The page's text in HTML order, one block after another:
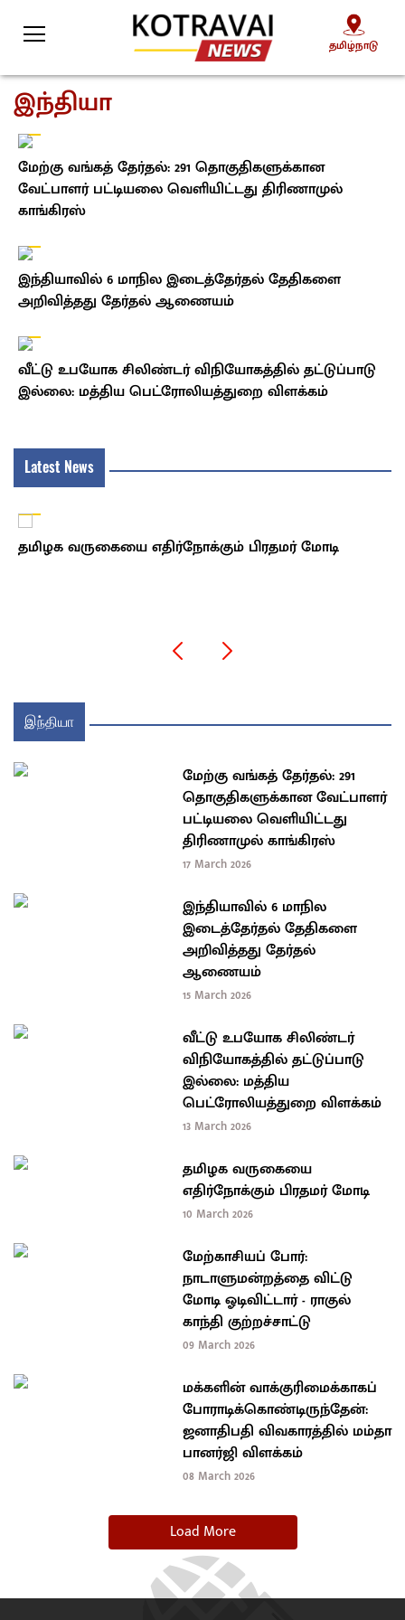
தமிழ்நாடு
இந்தியா
மேற்கு வங்கத் தேர்தல்: 291 தொகுதிகளுக்கான
வேட்பாளர் பட்டியலை வெளியிட்டது திரிணாமுல்
காங்கிரஸ்
இந்தியாவில் 6 மாநில இடைத்தேர்தல் தேதிகளை
அறிவித்தது தேர்தல் ஆணையம்
வீட்டு உபயோக சிலிண்டர் விநியோகத்தில் தட்டுப்பாடு
இல்லை: மத்திய பெட்ரோலியத்துறை விளக்கம்
Latest News
தமிழக வருகையை எதிர்நோக்கும் பிரதமர் மோடி
இந்தியா
மேற்கு வங்கத் தேர்தல்: 291
தொகுதிகளுக்கான வேட்பாளர்
பட்டியலை வெளியிட்டது
திரிணாமுல் காங்கிரஸ்
17 March 2026
இந்தியாவில் 6 மாநில
இடைத்தேர்தல் தேதிகளை
அறிவித்தது தேர்தல்
ஆணையம்
15 March 2026
வீட்டு உபயோக சிலிண்டர்
விநியோகத்தில் தட்டுப்பாடு
இல்லை: மத்திய
பெட்ரோலியத்துறை விளக்கம்
13 March 2026
தமிழக வருகையை
எதிர்நோக்கும் பிரதமர் மோடி
10 March 2026
மேற்காசியப் போர்:
நாடாளுமன்றத்தை விட்டு
மோடி ஓடிவிட்டார் - ராகுல்
காந்தி குற்றச்சாட்டு
09 March 2026
மக்களின் வாக்குரிமைக்காகப்
போராடிக்கொண்டிருந்தேன்:
ஜனாதிபதி விவகாரத்தில் மம்தா
பானர்ஜி விளக்கம்
08 March 2026
Load More